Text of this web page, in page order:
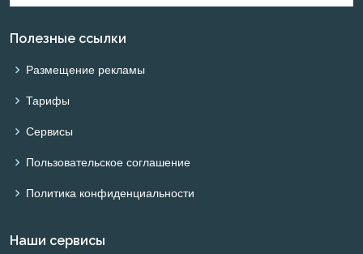
Полезные ссылки
Размещение рекламы
Тарифы
Сервисы
Пользовательское соглашение
Политика конфиденциальности
Наши сервисы